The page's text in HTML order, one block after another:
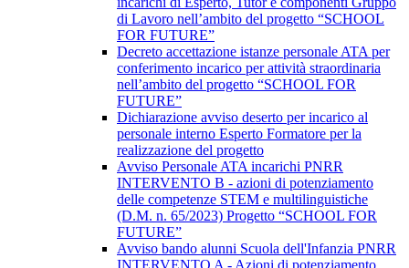
di Lavoro nell’ambito del progetto “SCHOOL
FOR FUTURE”
Decreto accettazione istanze personale ATA per
conferimento incarico per attività straordinaria
nell’ambito del progetto “SCHOOL FOR
FUTURE”
Dichiarazione avviso deserto per incarico al
personale interno Esperto Formatore per la
realizzazione del progetto
Avviso Personale ATA incarichi PNRR
INTERVENTO B - azioni di potenziamento
delle competenze STEM e multilinguistiche
(D.M. n. 65/2023) Progetto “SCHOOL FOR
FUTURE”
Avviso bando alunni Scuola dell'Infanzia PNRR